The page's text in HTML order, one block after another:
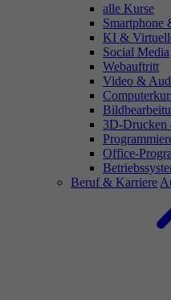
alle Kurse
Smartphone
KI &
Social Media
Webauftritt
Video &
3D-
Office-
Beruf & Karriere